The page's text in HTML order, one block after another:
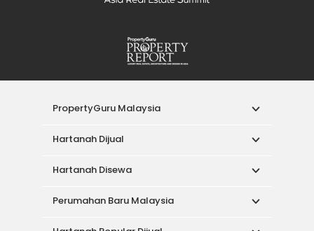
PropertyGuru Malaysia
Hartanah Dijual
Hartanah Disewa
Perumahan Baru Malaysia